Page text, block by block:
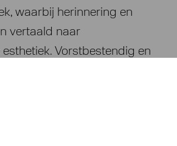
waarbij herinnering en
vertaald naar
Vorstbestendig en